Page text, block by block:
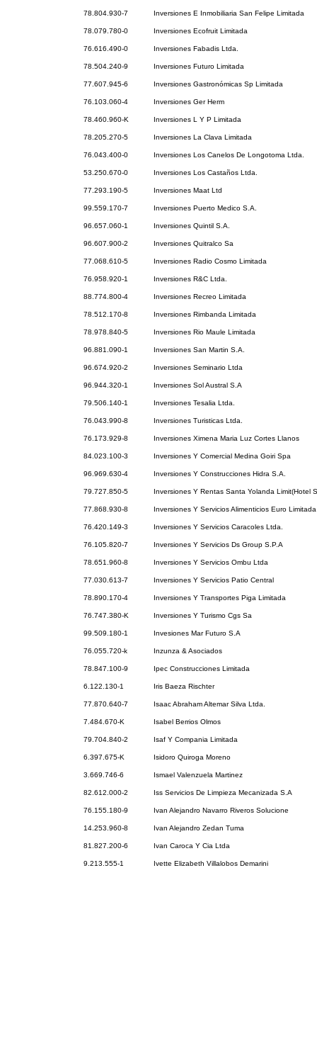
78.804.930-7 Inversiones E Inmobiliaria San Felipe Limitada
78.079.780-0 Inversiones Ecofruit Limitada
76.616.490-0 Inversiones Fabadis Ltda.
78.504.240-9 Inversiones Futuro Limitada
77.607.945-6 Inversiones Gastronómicas Sp Limitada
76.103.060-4 Inversiones Ger Herm
78.460.960-K Inversiones L Y P Limitada
78.205.270-5 Inversiones La Clava Limitada
76.043.400-0 Inversiones Los Canelos De Longotoma Ltda.
53.250.670-0 Inversiones Los Castaños Ltda.
77.293.190-5 Inversiones Maat Ltd
99.559.170-7 Inversiones Puerto Medico S.A.
96.657.060-1 Inversiones Quintil S.A.
96.607.900-2 Inversiones Quitralco Sa
77.068.610-5 Inversiones Radio Cosmo Limitada
76.958.920-1 Inversiones R&C Ltda.
88.774.800-4 Inversiones Recreo Limitada
78.512.170-8 Inversiones Rimbanda Limitada
78.978.840-5 Inversiones Rio Maule Limitada
96.881.090-1 Inversiones San Martin S.A.
96.674.920-2 Inversiones Seminario Ltda
96.944.320-1 Inversiones Sol Austral S.A
79.506.140-1 Inversiones Tesalia Ltda.
76.043.990-8 Inversiones Turisticas Ltda.
76.173.929-8 Inversiones Ximena Maria Luz Cortes Llanos
84.023.100-3 Inversiones Y Comercial Medina Goiri Spa
96.969.630-4 Inversiones Y Construcciones Hidra S.A.
79.727.850-5 Inversiones Y Rentas Santa Yolanda Limit(Hotel
77.868.930-8 Inversiones Y Servicios Alimenticios Euro Limitada
76.420.149-3 Inversiones Y Servicios Caracoles Ltda.
76.105.820-7 Inversiones Y Servicios Ds Group S.P.A
78.651.960-8 Inversiones Y Servicios Ombu Ltda
77.030.613-7 Inversiones Y Servicios Patio Central
78.890.170-4 Inversiones Y Transportes Piga Limitada
76.747.380-K Inversiones Y Turismo Cgs Sa
99.509.180-1 Invesiones Mar Futuro S.A
76.055.720-k Inzunza & Asociados
78.847.100-9 Ipec Construcciones Limitada
6.122.130-1 Iris Baeza Rischter
77.870.640-7 Isaac Abraham Altemar Silva Ltda.
7.484.670-K Isabel Berrios Olmos
79.704.840-2 Isaf Y Compania Limitada
6.397.675-K Isidoro Quiroga Moreno
3.669.746-6 Ismael Valenzuela Martinez
82.612.000-2 Iss Servicios De Limpieza Mecanizada S.A
76.155.180-9 Ivan Alejandro Navarro Riveros Solucione
14.253.960-8 Ivan Alejandro Zedan Tuma
81.827.200-6 Ivan Caroca Y Cia Ltda
9.213.555-1 Ivette Elizabeth Villalobos Demarini